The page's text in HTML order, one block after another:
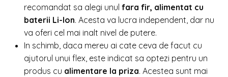
recomandat sa alegi unul fara fir, alimentat cu
baterii Li-Ion. Acesta va lucra independent, dar nu
va oferi cel mai inalt nivel de putere.
In schimb, daca mereu ai cate ceva de facut cu
ajutorul unui flex, este indicat sa optezi pentru un
produs cu alimentare la priza. Acestea sunt mai